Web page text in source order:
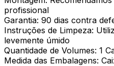
profissional
Garantia: 90 dias contra
Instruções de Limpeza:
levemente úmido
Quantidade de Volumes: 1
Medida das Embalagens: